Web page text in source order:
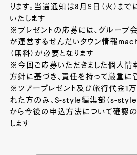
ります。当選通知は8月9日（火）ま
いたします
※プレゼントの応募には、グループ会
が運営するせんだいタウン情報
（無料）が必要となります
※今回ご応募いただきました個人情
方針に基づき、責任を持って厳重に
※ツアープレゼント及び旅行代金1
れた方のみ、S-style編集部（s-
から今後の申込方法について確認
します